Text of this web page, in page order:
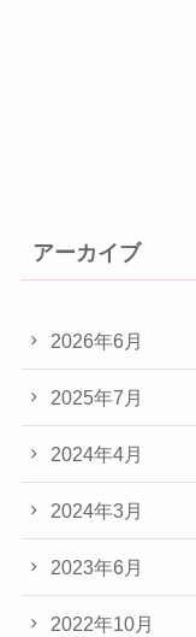
アーカイブ
2026年6月
2025年7月
2024年4月
2024年3月
2023年6月
2022年10月